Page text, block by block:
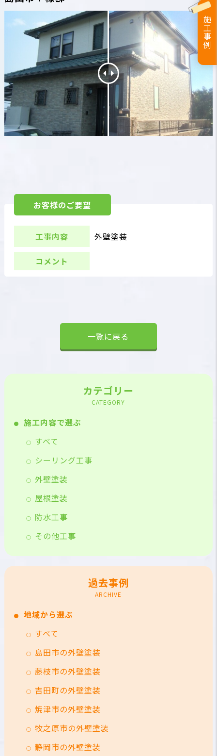
施工事例
お客様のご要望
工事内容 外壁塗装
コメント
一覧に戻る
カテゴリー
CATEGORY
施工内容で選ぶ
すべて
シーリング工事
外壁塗装
屋根塗装
防水工事
その他工事
過去事例
ARCHIVE
地域から選ぶ
すべて
島田市の外壁塗装
藤枝市の外壁塗装
吉田町の外壁塗装
焼津市の外壁塗装
牧之原市の外壁塗装
静岡市の外壁塗装